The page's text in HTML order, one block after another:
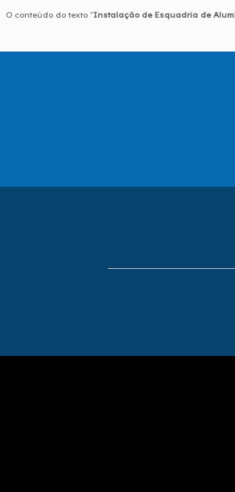
O conteúdo do texto "Instalação de Esquadria de